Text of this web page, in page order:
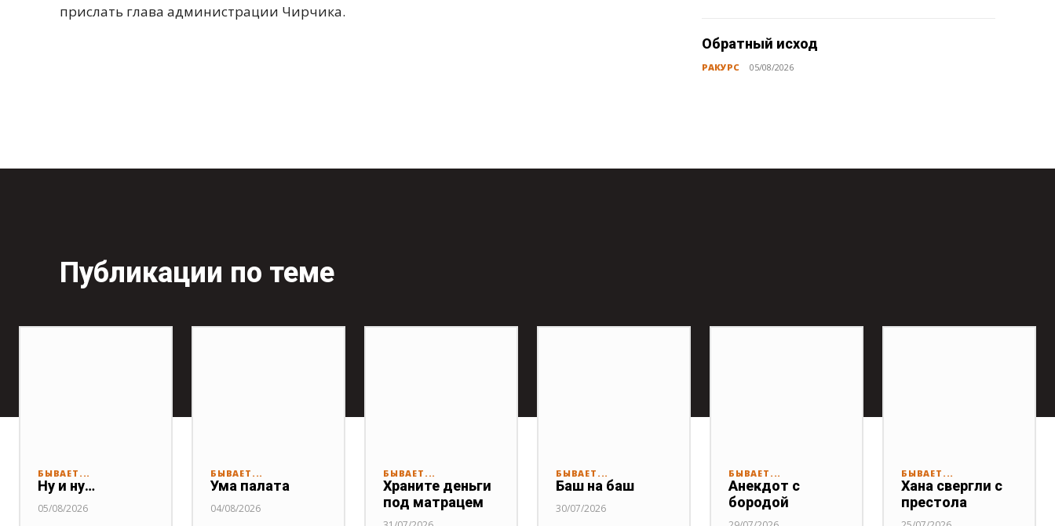
прислать глава администрации Чирчика.
Обратный исход
РАКУРС 05/08/2026
Публикации по теме
БЫВАЕТ...
Ну и ну…
05/08/2026
БЫВАЕТ...
Ума палата
04/08/2026
БЫВАЕТ...
Храните деньги
под матрацем
БЫВАЕТ...
Баш на баш
30/07/2026
БЫВАЕТ...
Анекдот с
бородой
БЫВАЕТ...
Хана свергли с
престола